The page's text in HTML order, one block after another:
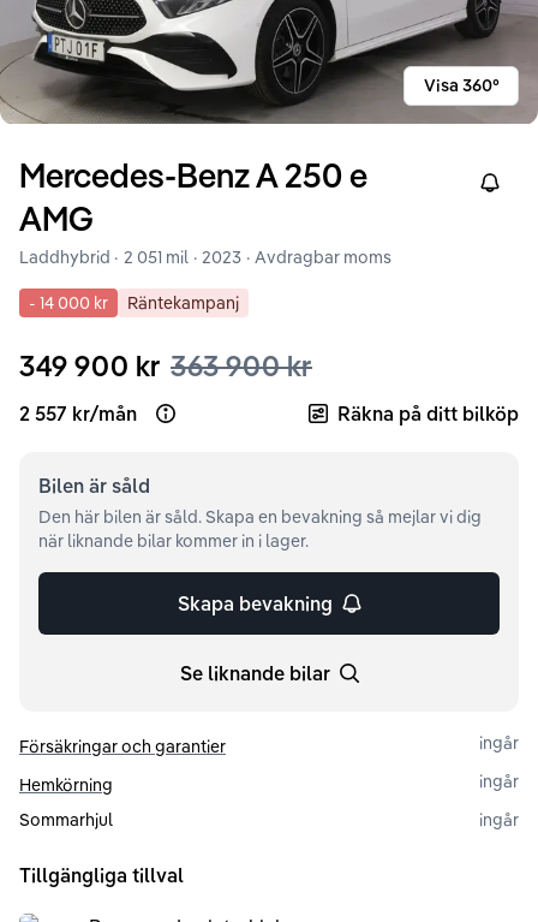
Visa 360°
Mercedes-BenzA250 e
AMG
Right
Laddhybrid · 2 051 mil · 2023 · Avdragbar moms
- 14 000 kr Räntekampanj
349 900 kr 363 900 kr
2 557 kr/mån Open loan example Räkna på ditt bilköp
Bilen är såld
Den här bilen är såld. Skapa en bevakning så mejlar vi dig
när liknande bilar kommer in i lager.
Skapa bevakning
Se liknande bilar
Försäkringar och garantier
ingår
Hemkörning
ingår
Sommarhjul
ingår
Tillgängliga tillval